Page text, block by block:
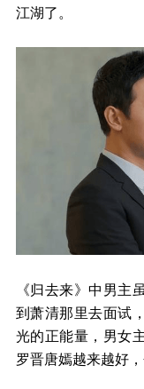
江湖了。
《归去来》中男主
到萧清那里去面试
光的正能量，男女
罗晋唐嫣越来越好